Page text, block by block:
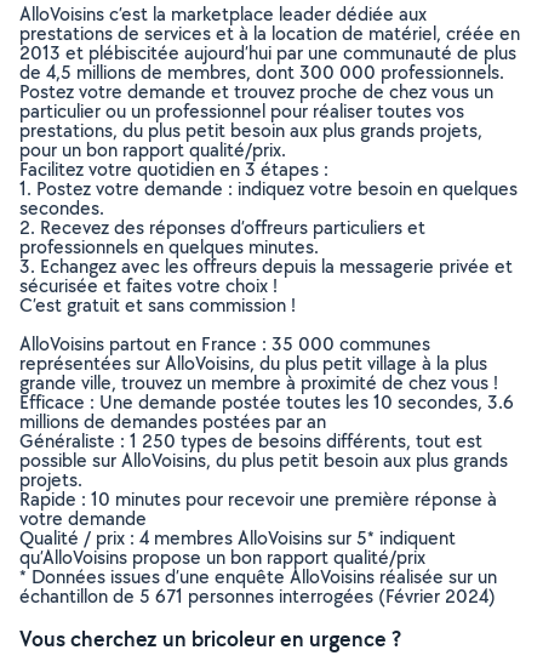
AlloVoisins c’est la marketplace leader dédiée aux
prestations de services et à la location de matériel, créée en
2013 et plébiscitée aujourd’hui par une communauté de plus
de 4,5 millions de membres, dont 300 000 professionnels.
Postez votre demande et trouvez proche de chez vous un
particulier ou un professionnel pour réaliser toutes vos
prestations, du plus petit besoin aux plus grands projets,
pour un bon rapport qualité/prix.
Facilitez votre quotidien en 3 étapes :
1. Postez votre demande : indiquez votre besoin en quelques
secondes.
2. Recevez des réponses d’offreurs particuliers et
professionnels en quelques minutes.
3. Echangez avec les offreurs depuis la messagerie privée et
sécurisée et faites votre choix !
C’est gratuit et sans commission !
AlloVoisins partout en France : 35 000 communes
représentées sur AlloVoisins, du plus petit village à la plus
grande ville, trouvez un membre à proximité de chez vous !
Efficace : Une demande postée toutes les 10 secondes, 3.6
millions de demandes postées par an
Généraliste : 1 250 types de besoins différents, tout est
possible sur AlloVoisins, du plus petit besoin aux plus grands
projets.
Rapide : 10 minutes pour recevoir une première réponse à
votre demande
Qualité / prix : 4 membres AlloVoisins sur 5* indiquent
qu’AlloVoisins propose un bon rapport qualité/prix
* Données issues d’une enquête AlloVoisins réalisée sur un
échantillon de 5 671 personnes interrogées (Février 2024)
Vous cherchez un bricoleur en urgence ?